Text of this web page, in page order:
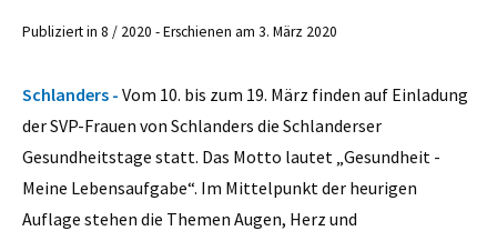
Publiziert in 8 / 2020 - Erschienen am 3. März 2020
Schlanders - Vom 10. bis zum 19. März finden auf Einladung
der SVP-Frauen von Schlanders die Schlanderser
Gesundheitstage statt. Das Motto lautet „Gesundheit -
Meine Lebensaufgabe“. Im Mittelpunkt der heurigen
Auflage stehen die Themen Augen, Herz und